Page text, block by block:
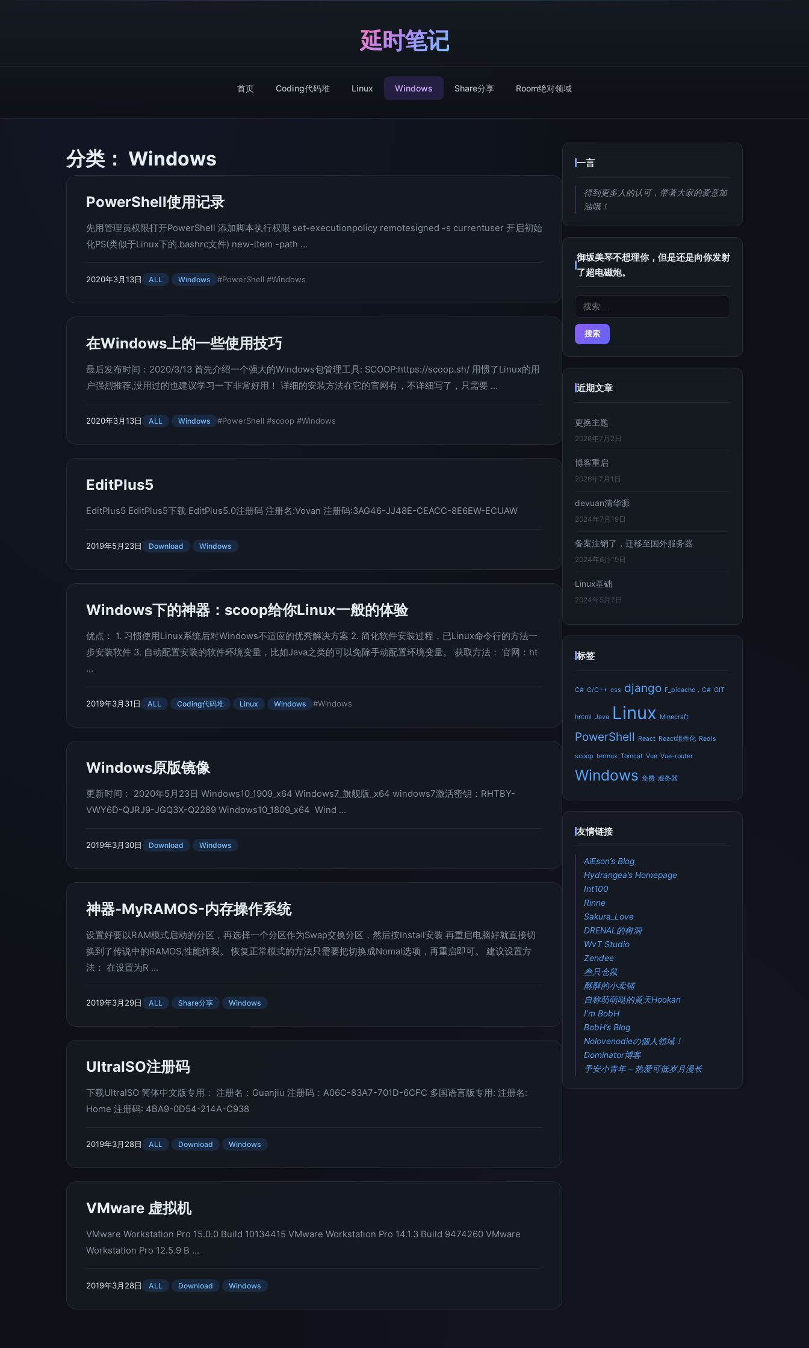
延时笔记
首页 Coding代码堆 Linux Windows Share分享 Room绝对领域
分类： Windows
PowerShell使用记录
先用管理员权限打开PowerShell 添加脚本执行权限 set-executionpolicy remotesigned -s currentuser 开启初始
化PS(类似于Linux下的.bashrc文件) new-item -path ...
2020年3月13日 ALL Windows #PowerShell #Windows
在Windows上的一些使用技巧
最后发布时间：2020/3/13 首先介绍一个强大的Windows包管理工具: SCOOP:https://scoop.sh/ 用惯了Linux的用
户强烈推荐,没用过的也建议学习一下非常好用！ 详细的安装方法在它的官网有，不详细写了，只需要 ...
2020年3月13日 ALL Windows #PowerShell #scoop #Windows
EditPlus5
EditPlus5 EditPlus5下载 EditPlus5.0注册码 注册名:Vovan 注册码:3AG46-JJ48E-CEACC-8E6EW-ECUAW
2019年5月23日 Download Windows
Windows下的神器：scoop给你Linux一般的体验
优点： 1. 习惯使用Linux系统后对Windows不适应的优秀解决方案 2. 简化软件安装过程，已Linux命令行的方法一
步安装软件 3. 自动配置安装的软件环境变量，比如Java之类的可以免除手动配置环境变量。 获取方法： 官网：ht
...
2019年3月31日 ALL Coding代码堆 Linux Windows #Windows
Windows原版镜像
更新时间： 2020年5月23日 Windows10_1909_x64 Windows7_旗舰版_x64 windows7激活密钥：RHTBY-
VWY6D-QJRJ9-JGQ3X-Q2289 Windows10_1809_x64 Wind ...
2019年3月30日 Download Windows
神器-MyRAMOS-内存操作系统
设置好要以RAM模式启动的分区，再选择一个分区作为Swap交换分区，然后按Install安装 再重启电脑好就直接切
换到了传说中的RAMOS,性能炸裂。 恢复正常模式的方法只需要把切换成Nomal选项，再重启即可。 建议设置方
法： 在设置为R ...
2019年3月29日 ALL Share分享 Windows
UltraISO注册码
下载UltraISO 简体中文版专用： 注册名：Guanjiu 注册码：A06C-83A7-701D-6CFC 多国语言版专用: 注册名:
Home 注册码: 4BA9-0D54-214A-C938
2019年3月28日 ALL Download Windows
VMware 虚拟机
VMware Workstation Pro 15.0.0 Build 10134415 VMware Workstation Pro 14.1.3 Build 9474260 VMware
Workstation Pro 12.5.9 B ...
2019年3月28日 ALL Download Windows
一言
得到更多人的认可，带著大家的爱意加
油哦！
御坂美琴不想理你，但是还是向你发射
了超电磁炮。
搜
近期文章
更换主题
2026年7月2日
博客重启
2026年7月1日
devuan清华源
2024年7月19日
备案注销了，迁移至国外服务器
2024年6月19日
Linux基础
2024年5月7日
标签
C# C/C++ css django F_picacho，C# GIT
hntml Java Linux Minecraft
PowerShell React React组件化 Redis
scoop termux Tomcat Vue Vue-router
Windows 免费 服务器
友情链接
AiEson’s Blog
Hydrangea’s Homepage
Int100
Rinne
Sakura_Love
DRENAL的树洞
WvT Studio
Zendee
叁只仓鼠
酥酥的小卖铺
自称萌萌哒的黄天Hookan
I’m BobH
BobH’s Blog
Nolovenodieの個人領域！
Dominator博客
予安小青年 – 热爱可低岁月漫长